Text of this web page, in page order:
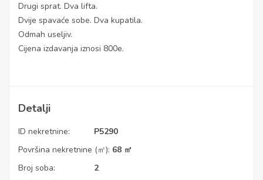
Drugi sprat. Dva lifta.
Dvije spavaće sobe. Dva kupatila.
Odmah useljiv.
Cijena izdavanja iznosi 800e.
Detalji
ID nekretnine:
P5290
Površina nekretnine (㎡): 68 ㎡
Broj soba:
2